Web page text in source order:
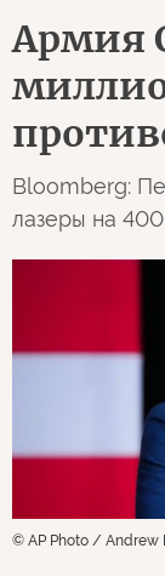
Армия
Bloomberg:
лазеры на
© AP Photo / Andrew